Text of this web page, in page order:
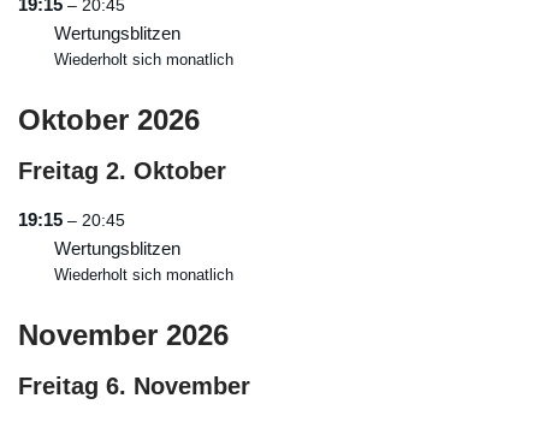
– 20:45
Wertungsblitzen
Wiederholt sich monatlich
Oktober 2026
Freitag 2. Oktober
19:15 – 20:45
Wertungsblitzen
Wiederholt sich monatlich
November 2026
Freitag 6. November